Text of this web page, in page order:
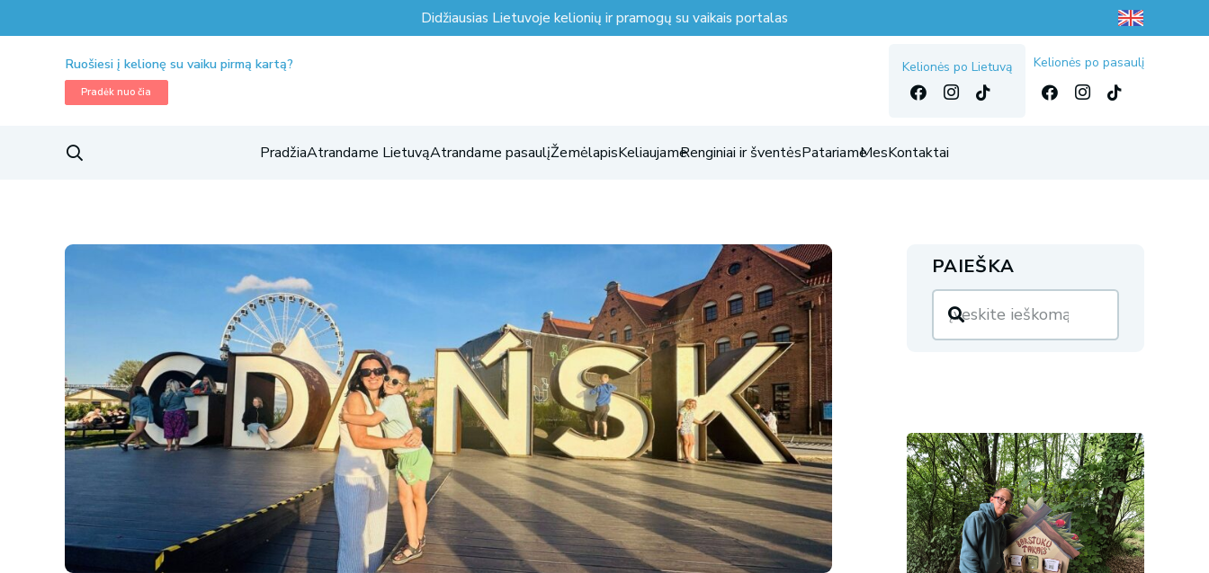
Didžiausias Lietuvoje kelionių ir pramogų su vaikais portalas
Ruošiesi į kelionę su vaiku pirmą kartą?
Pradėk nuo čia
Kelionės po Lietuvą Kelionės po pasaulį
PradžiaAtrandame LietuvąAtrandame pasaulįŽemėlapisKeliaujameRenginiai ir šventėsPatariameMesKontaktai
PAIEŠKA